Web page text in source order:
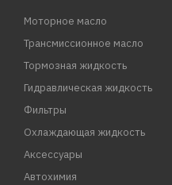
Моторное масло
Трансмиссионное масло
Тормозная жидкость
Гидравлическая жидкость
Фильтры
Охлаждающая жидкость
Аксессуары
Автохимия